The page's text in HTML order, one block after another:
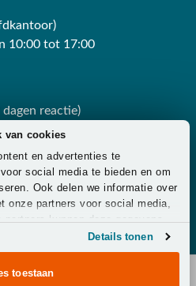
van cookies
en advertenties te
social media te bieden en om
Ook delen we informatie over
onze partners voor social media,
kunnen deze gegevens
die u aan ze heeft verstrekt
basis van uw gebruik van hun
Details tonen
toestaan
10:00 tot 17:00
reactie)
uur reactie)